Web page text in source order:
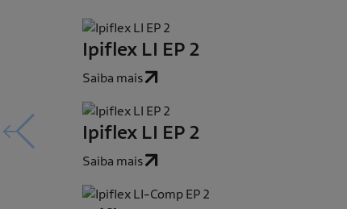
Ipiflex LI EP 2
Saiba mais
Ipiflex LI EP 2
Saiba mais